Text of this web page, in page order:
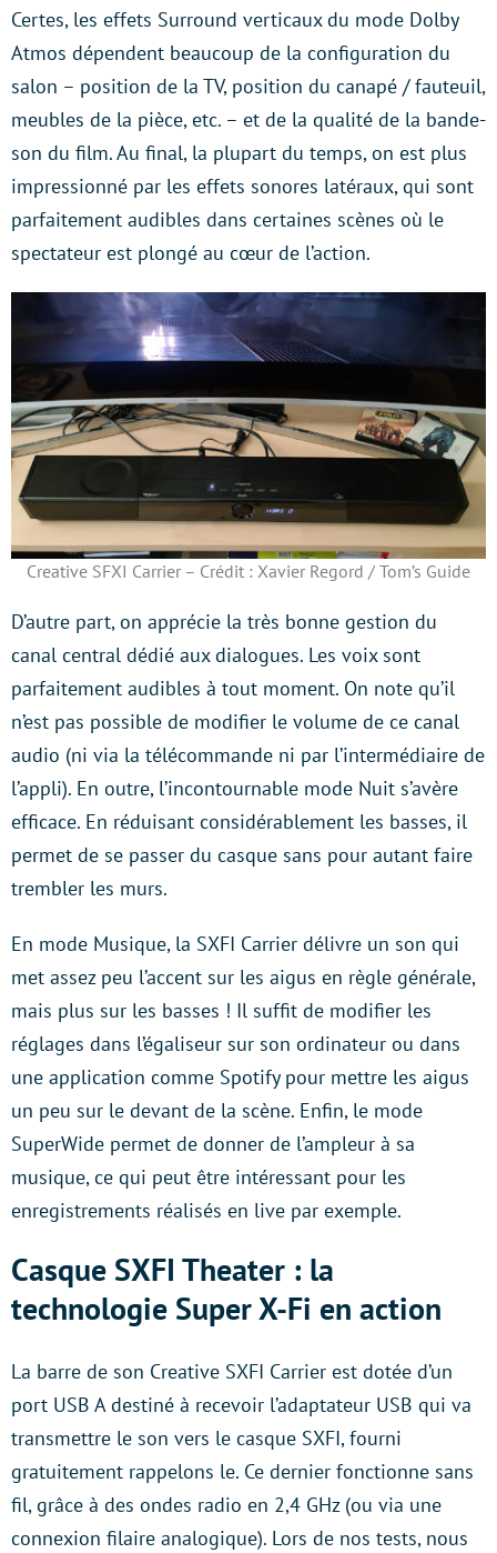
Certes, les effets Surround verticaux du mode Dolby
Atmos dépendent beaucoup de la configuration du
salon – position de la TV, position du canapé / fauteuil,
meubles de la pièce, etc. – et de la qualité de la bande-
son du film. Au final, la plupart du temps, on est plus
impressionné par les effets sonores latéraux, qui sont
parfaitement audibles dans certaines scènes où le
spectateur est plongé au cœur de l’action.
Creative SFXI Carrier – Crédit : Xavier Regord / Tom’s Guide
D’autre part, on apprécie la très bonne gestion du
canal central dédié aux dialogues. Les voix sont
parfaitement audibles à tout moment. On note qu’il
n’est pas possible de modifier le volume de ce canal
audio (ni via la télécommande ni par l’intermédiaire de
l’appli). En outre, l’incontournable mode Nuit s’avère
efficace. En réduisant considérablement les basses, il
permet de se passer du casque sans pour autant faire
trembler les murs.
En mode Musique, la SXFI Carrier délivre un son qui
met assez peu l’accent sur les aigus en règle générale,
mais plus sur les basses ! Il suffit de modifier les
réglages dans l’égaliseur sur son ordinateur ou dans
une application comme Spotify pour mettre les aigus
un peu sur le devant de la scène. Enfin, le mode
SuperWide permet de donner de l’ampleur à sa
musique, ce qui peut être intéressant pour les
enregistrements réalisés en live par exemple.
Casque SXFI Theater : la
technologie Super X-Fi en action
La barre de son Creative SXFI Carrier est dotée d’un
port USB A destiné à recevoir l’adaptateur USB qui va
transmettre le son vers le casque SXFI, fourni
gratuitement rappelons le. Ce dernier fonctionne sans
fil, grâce à des ondes radio en 2,4 GHz (ou via une
connexion filaire analogique). Lors de nos tests, nous